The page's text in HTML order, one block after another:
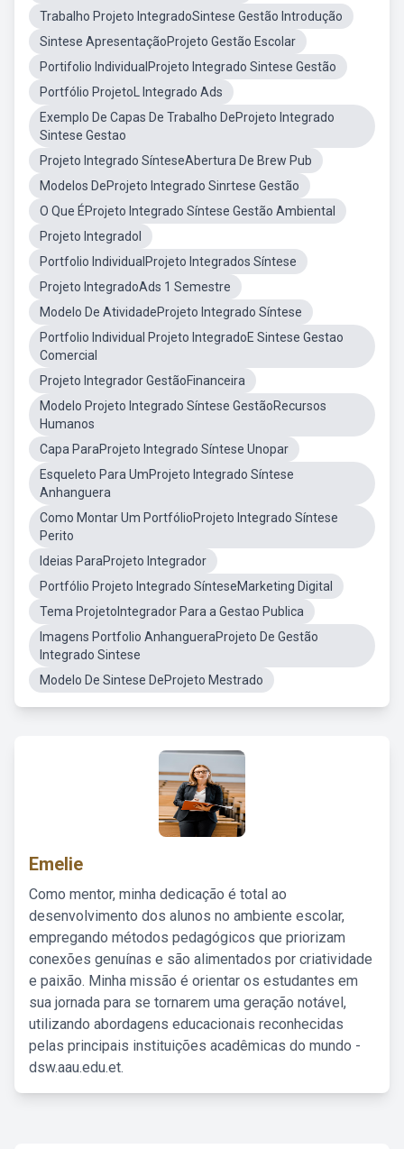
Trabalho Projeto IntegradoSintese Gestão Introdução
Sintese ApresentaçãoProjeto Gestão Escolar
Portifolio IndividualProjeto Integrado Sintese Gestão
Portfólio ProjetoL Integrado Ads
Exemplo De Capas De Trabalho DeProjeto Integrado
Sintese Gestao
Projeto Integrado SínteseAbertura De Brew Pub
Modelos DeProjeto Integrado Sinrtese Gestão
O Que ÉProjeto Integrado Síntese Gestão Ambiental
Projeto IntegradoI
Portfolio IndividualProjeto Integrados Síntese
Projeto IntegradoAds 1 Semestre
Modelo De AtividadeProjeto Integrado Síntese
Portfolio Individual Projeto IntegradoE Sintese Gestao
Comercial
Projeto Integrador GestãoFinanceira
Modelo Projeto Integrado Síntese GestãoRecursos
Humanos
Capa ParaProjeto Integrado Síntese Unopar
Esqueleto Para UmProjeto Integrado Síntese
Anhanguera
Como Montar Um PortfólioProjeto Integrado Síntese
Perito
Ideias ParaProjeto Integrador
Portfólio Projeto Integrado SínteseMarketing Digital
Tema ProjetoIntegrador Para a Gestao Publica
Imagens Portfolio AnhangueraProjeto De Gestão
Integrado Sintese
Modelo De Sintese DeProjeto Mestrado
Emelie
Como mentor, minha dedicação é total ao
desenvolvimento dos alunos no ambiente escolar,
empregando métodos pedagógicos que priorizam
conexões genuínas e são alimentados por criatividade
e paixão. Minha missão é orientar os estudantes em
sua jornada para se tornarem uma geração notável,
utilizando abordagens educacionais reconhecidas
pelas principais instituições acadêmicas do mundo -
dsw.aau.edu.et.